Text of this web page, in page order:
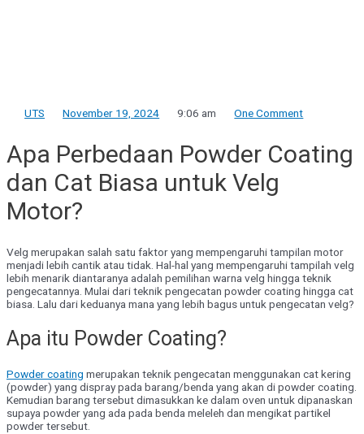
UTS November 19, 2024 9:06 am One Comment
Apa Perbedaan Powder Coating
dan Cat Biasa untuk Velg
Motor?
Velg merupakan salah satu faktor yang mempengaruhi tampilan motor
menjadi lebih cantik atau tidak. Hal-hal yang mempengaruhi tampilah velg
lebih menarik diantaranya adalah pemilihan warna velg hingga teknik
pengecatannya. Mulai dari teknik pengecatan powder coating hingga cat
biasa. Lalu dari keduanya mana yang lebih bagus untuk pengecatan velg?
Apa itu Powder Coating?
Powder coating merupakan teknik pengecatan menggunakan cat kering
(powder) yang dispray pada barang/benda yang akan di powder coating.
Kemudian barang tersebut dimasukkan ke dalam oven untuk dipanaskan
supaya powder yang ada pada benda meleleh dan mengikat partikel
powder tersebut.